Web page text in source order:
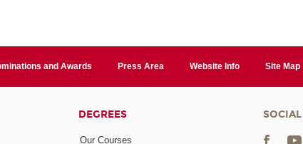
and Awards Press Area Website Info Site Map
DEGREES
Our Courses